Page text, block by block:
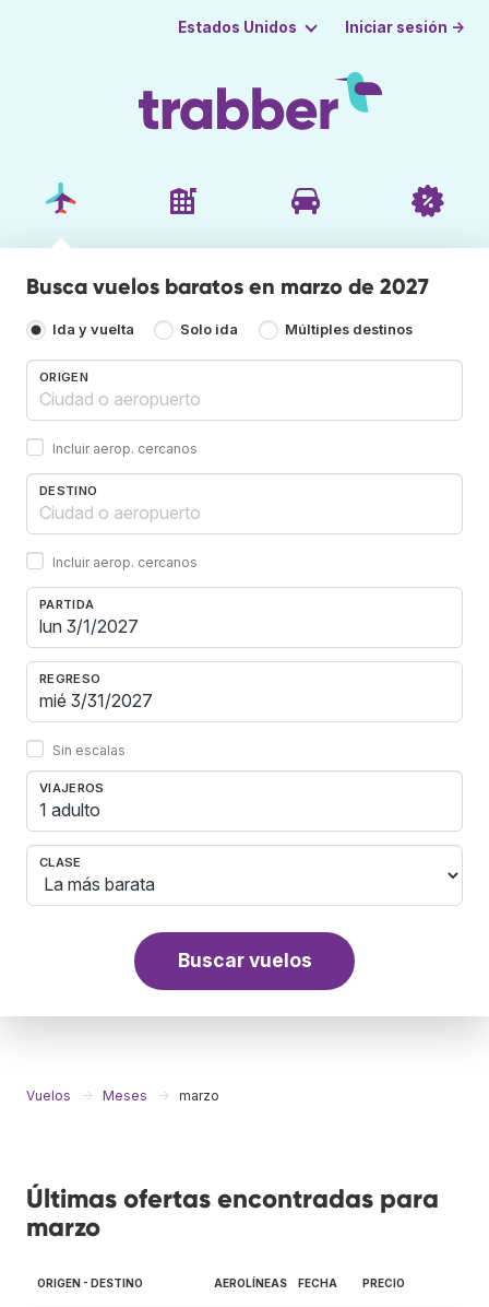
Estados Unidos Iniciar sesión →
Busca vuelos baratos en marzo de 2027
Ida y vuelta Solo ida Múltiples destinos
ORIGEN
Incluir aerop. cercanos
DESTINO
Incluir aerop. cercanos
PARTIDA
REGRESO
Sin escalas
VIAJEROS
1 adulto
CLASE
Buscar vuelos
Vuelos Meses marzo
Últimas ofertas encontradas para
marzo
ORIGEN - DESTINO AEROLÍNEAS FECHA PRECIO